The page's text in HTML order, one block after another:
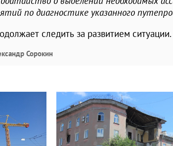
по диагностике указанного
следить за развитием ситуации.
Сорокин